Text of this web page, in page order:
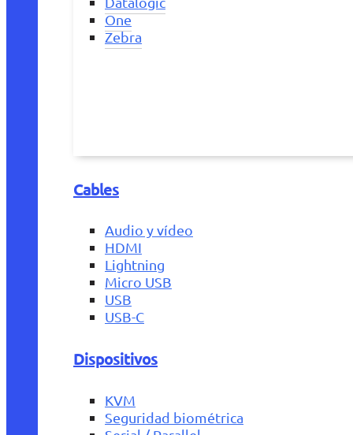
One
Zebra
Cables
Audio y vídeo
HDMI
Lightning
Micro USB
USB
USB-C
Dispositivos
KVM
Seguridad biométrica